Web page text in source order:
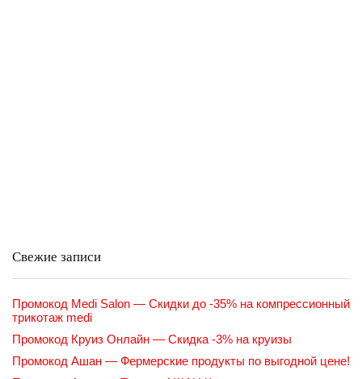
Свежие записи
Промокод Medi Salon — Скидки до -35% на компрессионный
трикотаж medi
Промокод Круиз Онлайн — Скидка -3% на круизы
Промокод Ашан — Фермерские продукты по выгодной цене!